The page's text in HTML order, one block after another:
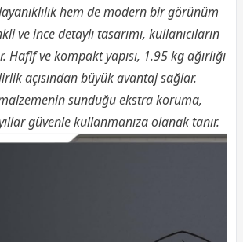
hem de modern bir görünüm
ve ince detaylı tasarımı, kullanıcıların
Hafif ve kompakt yapısı, 1.95 kg ağırlığı
açısından büyük avantaj sağlar.
sunduğu ekstra koruma,
güvenle kullanmanıza olanak tanır.